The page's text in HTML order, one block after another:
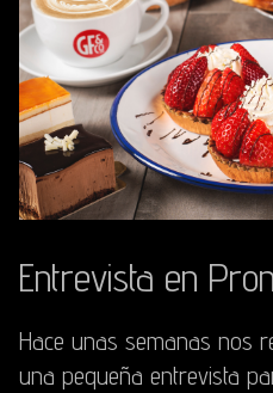
Entrevista en
Hace unas semanas nos
una pequeña entrevista